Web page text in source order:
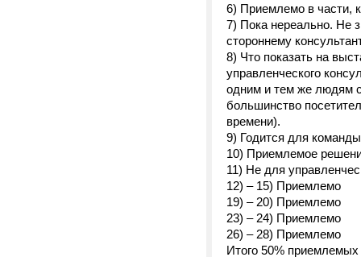
6) Приемлемо в части,
7) Пока нереально. Не
стороннему
8) Что показать на
управленческого
одним и тем же людям
большинство
времени).
9) Годится для
10) Приемлемое
11) Не для
12) – 15) Приемлемо
19) – 20) Приемлемо
23) – 24) Приемлемо
26) – 28) Приемлемо
Итого 50%